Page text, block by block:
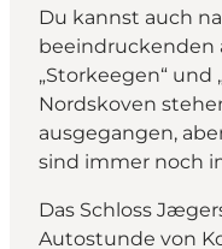
Du kannst auch
beeindruckenden
„Storkeegen“ und
Nordskoven
ausgegangen,
sind immer noch
Das Schloss
Autostunde von